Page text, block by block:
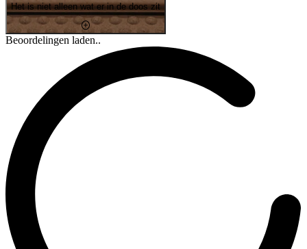
Het is niet alleen wat er in de doos zit
Beoordelingen laden..